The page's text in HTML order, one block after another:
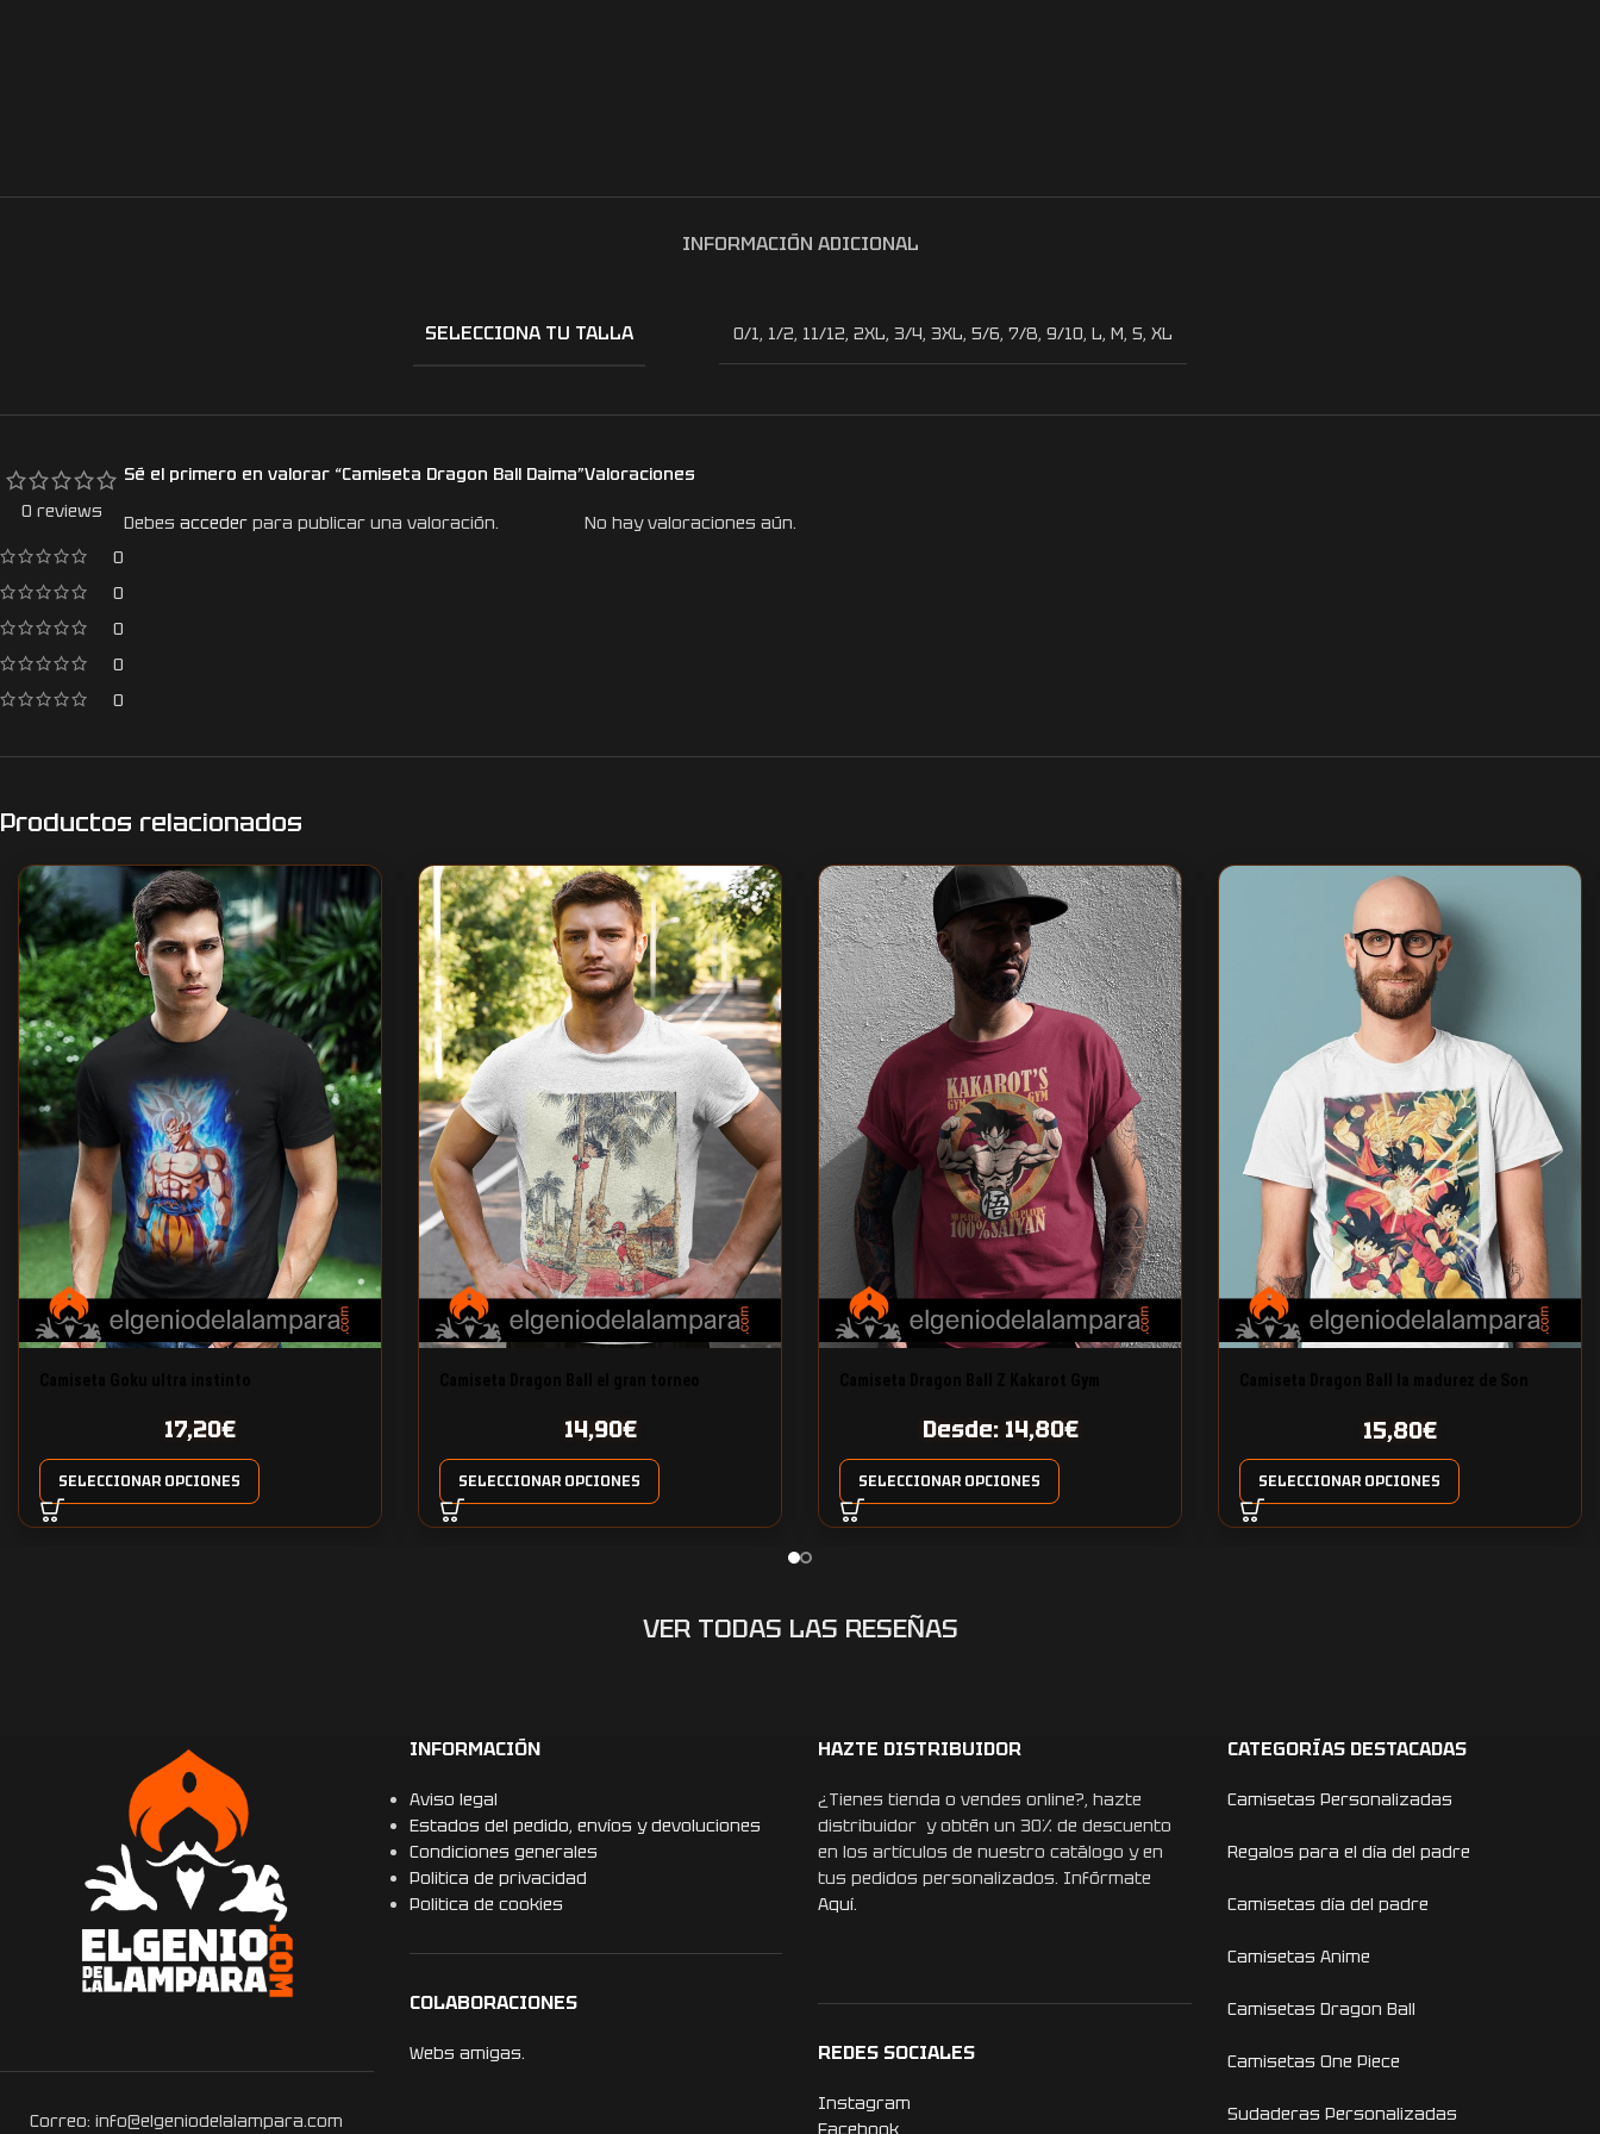
INFORMACIÓN ADICIONAL
SELECCIONA TU TALLA 0/1, 1/2, 11/12, 2XL, 3/4, 3XL, 5/6, 7/8, 9/10, L, M, S, XL
0 reviews
0
0
0
0
0
Valoraciones
No hay valoraciones aún.
Sé el primero en valorar “Camiseta Dragon Ball Daima”
Debes acceder para publicar una valoración.
Productos relacionados
17,20€
SELECCIONAR OPCIONES
14,90€
SELECCIONAR OPCIONES
Desde: 14,80€
SELECCIONAR OPCIONES
15,80€
SELECCIONAR OPCIONES
VER TODAS LAS RESEÑAS
Correo: info@elgeniodelalampara.com
INFORMACIÓN
Aviso legal
Estados del pedido, envíos y devoluciones
Condiciones generales
Politica de privacidad
Politica de cookies
COLABORACIONES
Webs amigas.
HAZTE DISTRIBUIDOR
¿Tienes tienda o vendes online?, hazte
distribuidor y obtén un 30% de descuento
en los artículos de nuestro catálogo y en
tus pedidos personalizados. Infórmate
Aquí.
REDES SOCIALES
Instagram
Facebook
CATEGORÍAS DESTACADAS
Camisetas Personalizadas
Regalos para el día del padre
Camisetas día del padre
Camisetas Anime
Camisetas Dragon Ball
Camisetas One Piece
Sudaderas Personalizadas